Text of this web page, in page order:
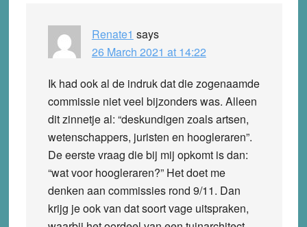
Renate1 says
26 March 2021 at 14:22
Ik had ook al de indruk dat die zogenaamde
commissie niet veel bijzonders was. Alleen
dit zinnetje al: “deskundigen zoals artsen,
wetenschappers, juristen en hoogleraren”.
De eerste vraag die bij mij opkomt is dan:
“wat voor hoogleraren?” Het doet me
denken aan commissies rond 9/11. Dan
krijg je ook van dat soort vage uitspraken,